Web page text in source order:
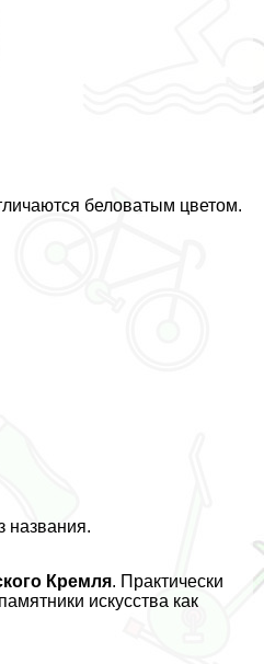
беловатым цветом.
названия.
Кремля. Пpaктически
искусства как